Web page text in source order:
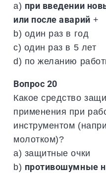
a) при введении
или после аварий +
b) один раз в год
c) один раз в 5 лет
d) по желанию
Вопрос 20
Какое средство
применения при
инструментом
молотком)?
a) защитные очки
b) противошумные